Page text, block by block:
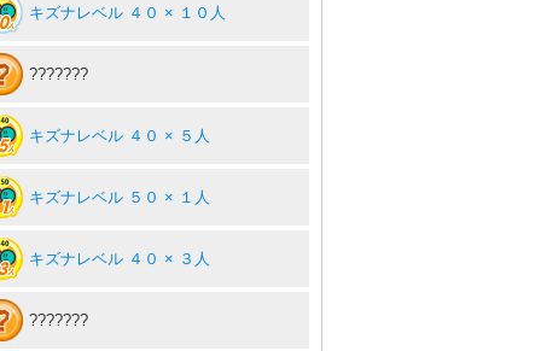
キズナレベル ４０ × １０人
???????
キズナレベル ４０ × ５人
キズナレベル ５０ × １人
キズナレベル ４０ × ３人
???????